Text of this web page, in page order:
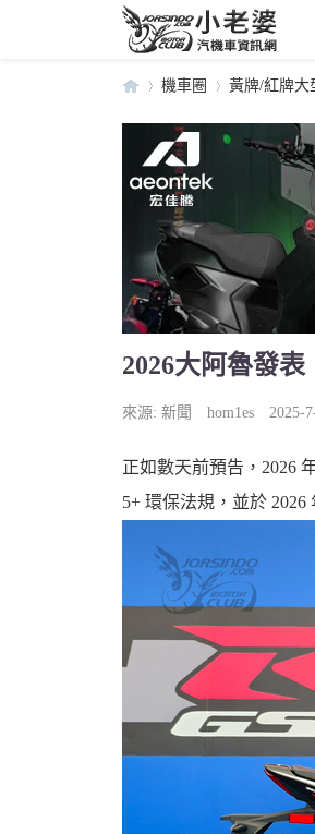
小›
機車圈
›
黃牌/紅牌大
2026大阿魯發表
來源: 新聞 hom1es 2025-
正如數天前預告，2026
5+ 環保法規，並於 2026